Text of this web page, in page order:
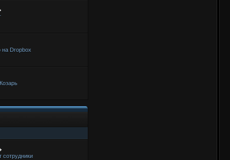
на Dropbox
сотрудники